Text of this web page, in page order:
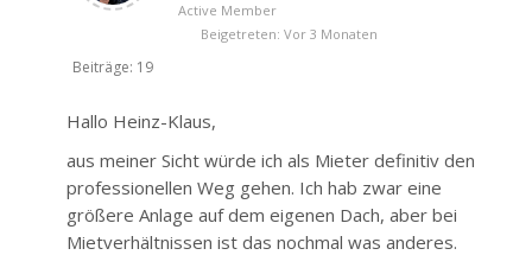
Beiträge: 19
Active Member
Beigetreten: Vor 3 Monaten
Hallo Heinz-Klaus,
aus meiner Sicht würde ich als Mieter definitiv den
professionellen Weg gehen. Ich hab zwar eine
größere Anlage auf dem eigenen Dach, aber bei
Mietverhältnissen ist das nochmal was anderes.